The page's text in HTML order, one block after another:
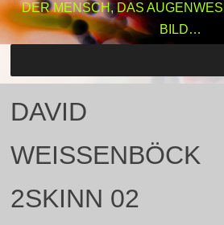
DER MENSCH, DAS
BILD…
DAVID
WEISSENBÖCK
2SKINN 02